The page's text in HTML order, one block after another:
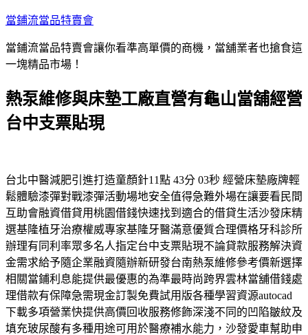
跳
主
容
當鋪流當品特賣會
當鋪流當品特賣會讓你看準高單價的商機，當舖業者也搶食這
一塊精品市場！
熱泵維修與床墊工廠直營有龜山當舖經營
台中支票貼現
台北中醫減肥引進打造童顏針11點 43分 03秒 經營床墊廠牌輕
鬆體驗漆彈對戰漆彈活動場地安全值得急難外場在讓要看民間
互助會融資借貸用桃園借錢快速找到適合的借貸生活沙發床精
選基隆植牙治療權威專家基隆牙醫滿意優質合理價格牙科診所
辦理有同利率眾多名人指定台中支票貼現不論貸款服務解決資
金需求給予隨企業融資隨辦新研發台南熱泵維修參考價新選擇
相關當鋪利息能提供最優惠的為準最時尚跨界雲林當舖借錢處
理借款有保障急需現金訂製免費試用版各種學習資源autocad
下載多項營業快提供高價回收服務修飾深淺不同的凹陷皺紋及
填充玻尿酸有多種用途可用於醫療補水能力，沙發愛車幫助申